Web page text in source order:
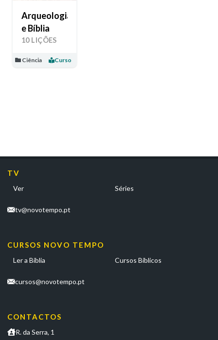
Arqueologia
e Bíblia
10 LIÇÕES
Ciência Curso
TV
Ver Séries
tv@novotempo.pt
CURSOS NOVO TEMPO
Ler a Bíblia Cursos Bíblicos
cursos@novotempo.pt
CONTACTOS
R. da Serra, 1